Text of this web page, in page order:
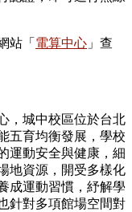
站「 電算中心 」查
，城中校區位於台北
五育均衡發展，學校
運動安全與健康，細
地資源，開受多樣化
成運動習慣，紓解學
針對多項館場空間對